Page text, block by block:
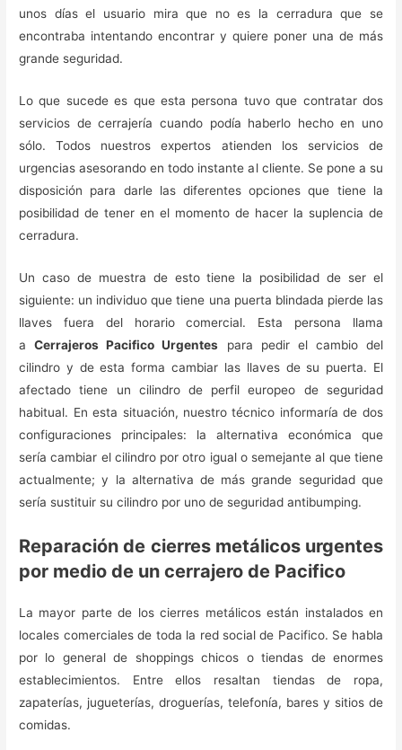
unos días el usuario mira que no es la cerradura que se
encontraba intentando encontrar y quiere poner una de más
grande seguridad.
Lo que sucede es que esta persona tuvo que contratar dos
servicios de cerrajería cuando podía haberlo hecho en uno
sólo. Todos nuestros expertos atienden los servicios de
urgencias asesorando en todo instante al cliente. Se pone a su
disposición para darle las diferentes opciones que tiene la
posibilidad de tener en el momento de hacer la suplencia de
cerradura.
Un caso de muestra de esto tiene la posibilidad de ser el
siguiente: un individuo que tiene una puerta blindada pierde las
llaves fuera del horario comercial. Esta persona llama
aCerrajeros Pacifico Urgentes para pedir el cambio del
cilindro y de esta forma cambiar las llaves de su puerta. El
afectado tiene un cilindro de perfil europeo de seguridad
habitual. En esta situación, nuestro técnico informaría de dos
configuraciones principales: la alternativa económica que
sería cambiar el cilindro por otro igual o semejante al que tiene
actualmente; y la alternativa de más grande seguridad que
sería sustituir su cilindro por uno de seguridad antibumping.
Reparación de cierres metálicos urgentes
por medio de un cerrajero de Pacifico
La mayor parte de los cierres metálicos están instalados en
locales comerciales de toda la red social de Pacifico. Se habla
por lo general de shoppings chicos o tiendas de enormes
establecimientos. Entre ellos resaltan tiendas de ropa,
zapaterías, jugueterías, droguerías, telefonía, bares y sitios de
comidas.